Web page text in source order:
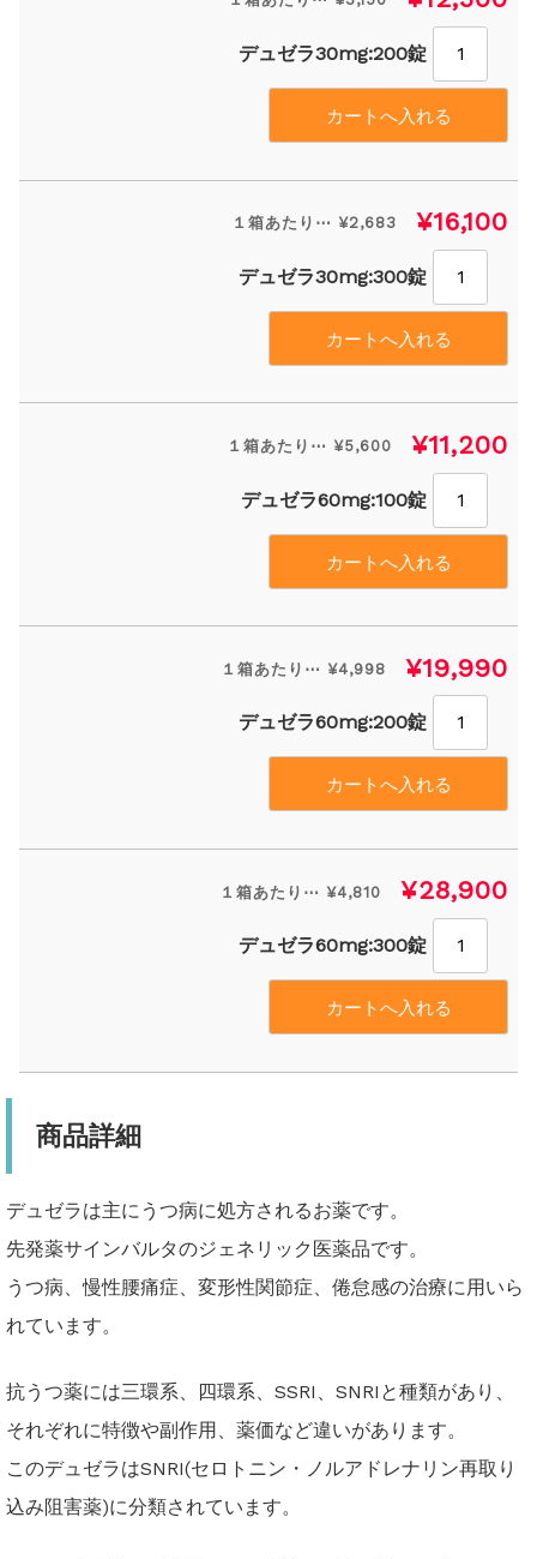
デュゼラ30mg:200錠
１箱あたり⋯ ¥2,683 ¥16,100
デュゼラ30mg:300錠
１箱あたり⋯ ¥5,600 ¥11,200
デュゼラ60mg:100錠
１箱あたり⋯ ¥4,998 ¥19,990
デュゼラ60mg:200錠
１箱あたり⋯ ¥4,810 ¥28,900
デュゼラ60mg:300錠
商品詳細
デュゼラは主にうつ病に処方されるお薬です。
先発薬サインバルタのジェネリック医薬品です。
うつ病、慢性腰痛症、変形性関節症、倦怠感の治療に用いら
れています。
抗うつ薬には三環系、四環系、SSRI、SNRIと種類があり、
それぞれに特徴や副作用、薬価など違いがあります。
このデュゼラはSNRI(セロトニン・ノルアドレナリン再取り
込み阻害薬)に分類されています。